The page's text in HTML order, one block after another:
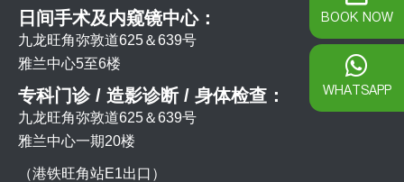
日间手术及内窥镜中心：
九龙旺角弥敦道625＆639号
雅兰中心5至6楼
专科门诊 / 造影诊断 / 身体检查：
九龙旺角弥敦道625＆639号
雅兰中心一期20楼
（港铁旺角站E1出口）
BOOK NOW
WHATSAPP